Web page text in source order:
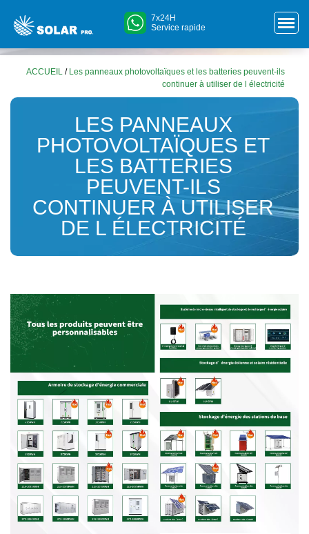
7x24H
Service rapide
ACCUEIL / Les panneaux photovoltaïques et les batteries peuvent-ils
continuer à utiliser de l électricité
LES PANNEAUX
PHOTOVOLTAÏQUES ET
LES BATTERIES
PEUVENT-ILS
CONTINUER À UTILISER
DE L ÉLECTRICITÉ